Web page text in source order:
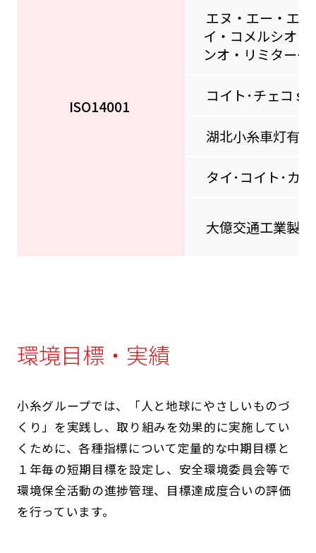
ISO14001
エヌ・エー・エ
イ・コメルシオ
ンオ・リミター
コイト･チェコ
湖北小糸車灯有
タイ･コイト･カ
大億交通工業製
環境目標・実績
小糸グループでは、「人と地球にやさしいものづ
くり」を実践し、取り組みを効果的に実施してい
くために、各種指標について定量的な中期目標と
１年毎の短期目標を設定し、安全環境委員会等で
環境保全活動の進捗管理、目標達成度合いの評価
を行っています。